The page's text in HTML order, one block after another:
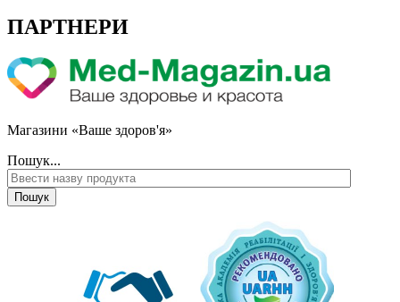
ПАРТНЕРИ
Магазини «Ваше здоров'я»
Пошук...
Пошук